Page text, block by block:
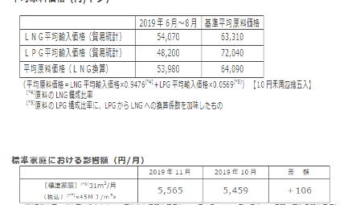
業務用・産業用のお客さま